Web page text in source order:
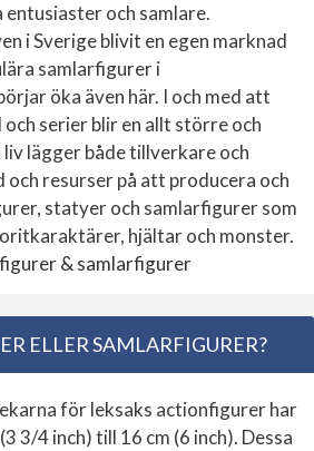
och samlare.
i Sverige blivit en egen marknad
samlarfigurer i
öka även här. I och med att
och serier blir en allt större och
lägger både tillverkare och
och resurser på att producera och
statyer och samlarfigurer som
hjältar och monster.
& samlarfigurer
ELLER SAMLARFIGURER?
för leksaks actionfigurer har
3/4 inch) till 16 cm (6 inch). Dessa